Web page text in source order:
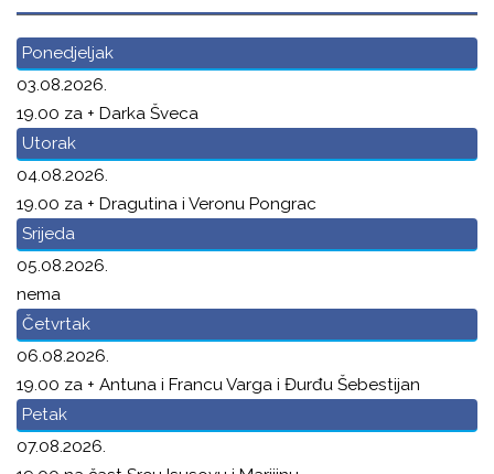
Ponedjeljak
03.08.2026.
19.00 za + Darka Šveca
Utorak
04.08.2026.
19.00 za + Dragutina i Veronu Pongrac
Srijeda
05.08.2026.
nema
Četvrtak
06.08.2026.
19.00 za + Antuna i Francu Varga i Đurđu Šebestijan
Petak
07.08.2026.